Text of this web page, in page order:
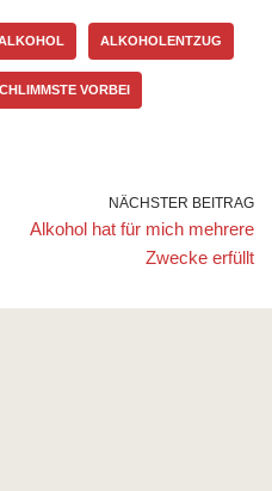
ALKOHOLENTZUG
VORBEI
NÄCHSTER BEITRAG
Alkohol hat für mich mehrere
Zwecke erfüllt